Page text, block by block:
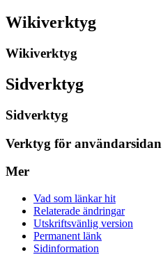
Wikiverktyg
Wikiverktyg
Sidverktyg
Sidverktyg
Verktyg för användarsidan
Mer
Vad som länkar hit
Relaterade ändringar
Utskriftsvänlig version
Permanent länk
Sidinformation